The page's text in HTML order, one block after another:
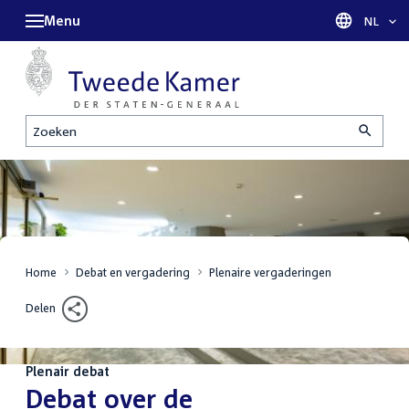
Zoeken
Menu Taal
NL
Home Debat en vergadering Plenaire vergaderingen
Delen
Plenair debat
:Debat over de